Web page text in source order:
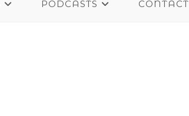
PODCASTS CONTACT